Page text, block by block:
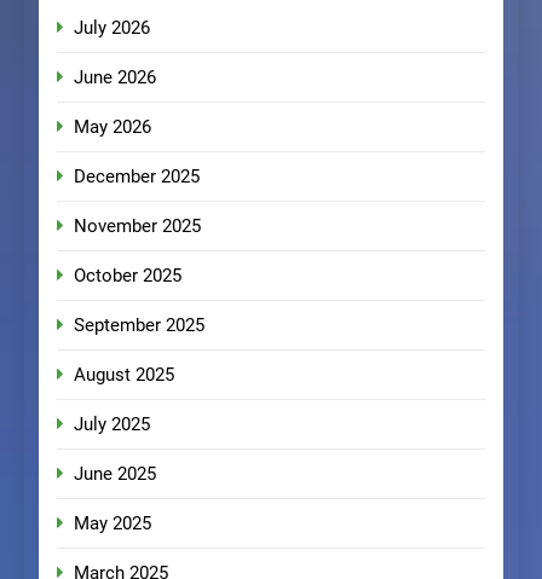
July 2026
June 2026
May 2026
December 2025
November 2025
October 2025
September 2025
August 2025
July 2025
June 2025
May 2025
March 2025